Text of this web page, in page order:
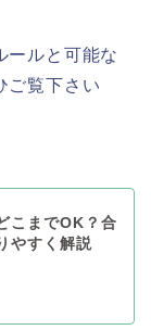
ールと可能な
ご覧下さい
こまでOK？合
やすく解説